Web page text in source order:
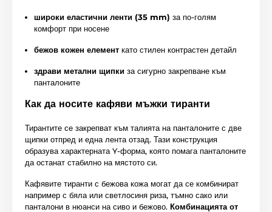
широки еластични ленти (35 mm) за по-голям
комфорт при носене
бежов кожен елемент като стилен контрастен детайл
здрави метални щипки за сигурно закрепване към
панталоните
Как да носите кафяви мъжки тиранти
Тирантите се закрепват към талията на панталоните с две
щипки отпред и една лента отзад. Тази конструкция
образува характерната Y-форма, която помага панталоните
да останат стабилно на мястото си.
Кафявите тиранти с бежова кожа могат да се комбинират
например с бяла или светлосиня риза, тъмно сако или
панталони в нюанси на сиво и бежово. Комбинацията от